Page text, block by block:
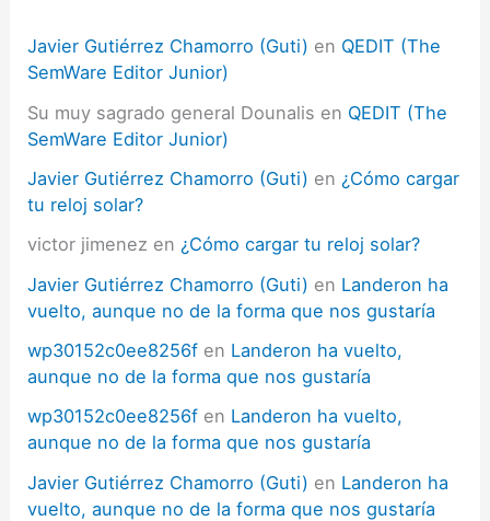
Javier Gutiérrez Chamorro (Guti) en QEDIT (The
SemWare Editor Junior)
Su muy sagrado general Dounalis en QEDIT (The
SemWare Editor Junior)
Javier Gutiérrez Chamorro (Guti) en ¿Cómo cargar
tu reloj solar?
victor jimenez en ¿Cómo cargar tu reloj solar?
Javier Gutiérrez Chamorro (Guti) en Landeron ha
vuelto, aunque no de la forma que nos gustaría
wp30152c0ee8256f en Landeron ha vuelto,
aunque no de la forma que nos gustaría
wp30152c0ee8256f en Landeron ha vuelto,
aunque no de la forma que nos gustaría
Javier Gutiérrez Chamorro (Guti) en Landeron ha
vuelto, aunque no de la forma que nos gustaría